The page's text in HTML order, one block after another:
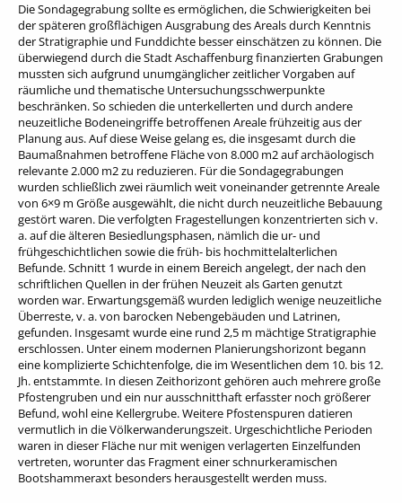
Die Sondagegrabung sollte es ermöglichen, die Schwierigkeiten bei
der späteren großflächigen Ausgrabung des Areals durch Kenntnis
der Stratigraphie und Funddichte besser einschätzen zu können. Die
überwiegend durch die Stadt Aschaffenburg finanzierten Grabungen
mussten sich aufgrund unumgänglicher zeitlicher Vorgaben auf
räumliche und thematische Untersuchungsschwerpunkte
beschränken. So schieden die unterkellerten und durch andere
neuzeitliche Bodeneingriffe betroffenen Areale frühzeitig aus der
Planung aus. Auf diese Weise gelang es, die insgesamt durch die
Baumaßnahmen betroffene Fläche von 8.000 m2 auf archäologisch
relevante 2.000 m2 zu reduzieren. Für die Sondagegrabungen
wurden schließlich zwei räumlich weit voneinander getrennte Areale
von 6×9 m Größe ausgewählt, die nicht durch neuzeitliche Bebauung
gestört waren. Die verfolgten Fragestellungen konzentrierten sich v.
a. auf die älteren Besiedlungsphasen, nämlich die ur- und
frühgeschichtlichen sowie die früh- bis hochmittelalterlichen
Befunde. Schnitt 1 wurde in einem Bereich angelegt, der nach den
schriftlichen Quellen in der frühen Neuzeit als Garten genutzt
worden war. Erwartungsgemäß wurden lediglich wenige neuzeitliche
Überreste, v. a. von barocken Nebengebäuden und Latrinen,
gefunden. Insgesamt wurde eine rund 2,5 m mächtige Stratigraphie
erschlossen. Unter einem modernen Planierungshorizont begann
eine komplizierte Schichtenfolge, die im Wesentlichen dem 10. bis 12.
Jh. entstammte. In diesen Zeithorizont gehören auch mehrere große
Pfostengruben und ein nur ausschnitthaft erfasster noch größerer
Befund, wohl eine Kellergrube. Weitere Pfostenspuren datieren
vermutlich in die Völkerwanderungszeit. Urgeschichtliche Perioden
waren in dieser Fläche nur mit wenigen verlagerten Einzelfunden
vertreten, worunter das Fragment einer schnurkeramischen
Bootshammeraxt besonders herausgestellt werden muss.